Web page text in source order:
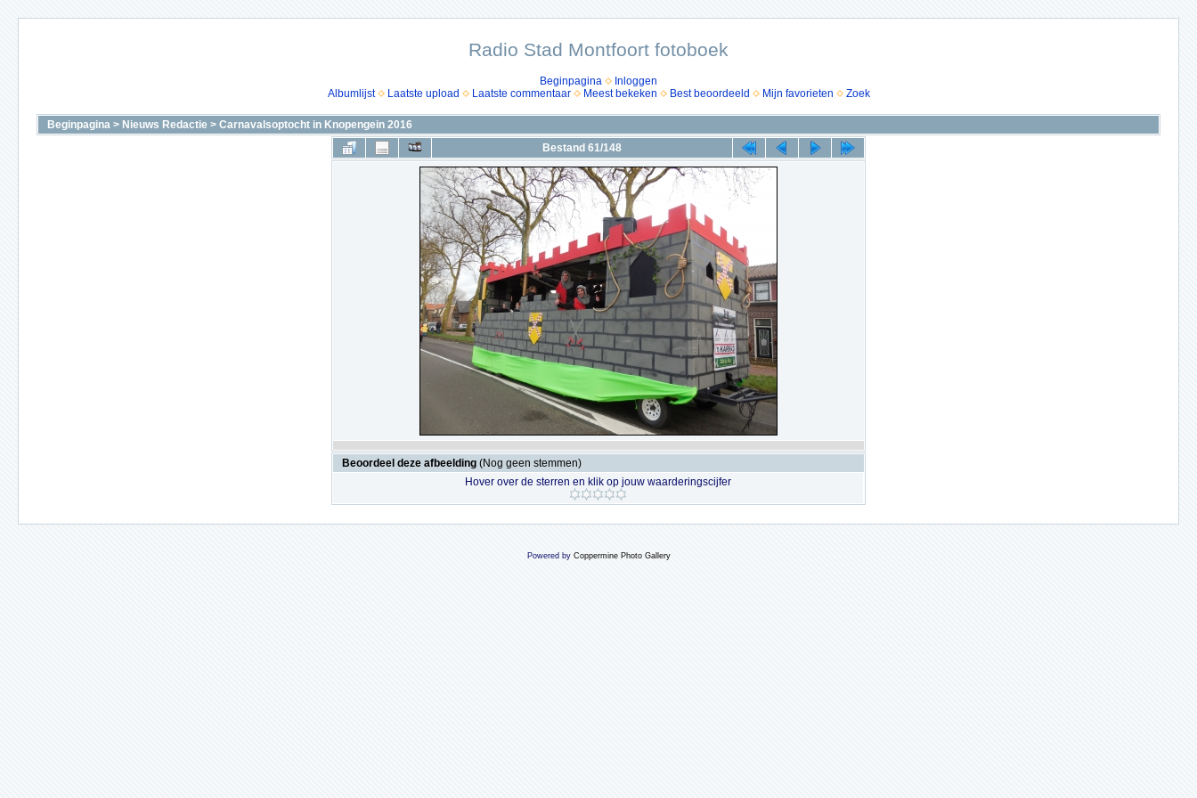
Radio Stad Montfoort fotoboek
Beginpagina
Inloggen
Albumlijst
Laatste upload Laatste commentaar Meest bekeken Best beoordeeld Mijn favorieten Zoek
Beginpagina > Nieuws Redactie > Carnavalsoptocht in Knopengein 2016
Bestand 61/148
Beoordeel deze afbeelding (Nog geen stemmen)
Hover over de sterren en klik op jouw waarderingscijfer
Powered by Coppermine Photo Gallery